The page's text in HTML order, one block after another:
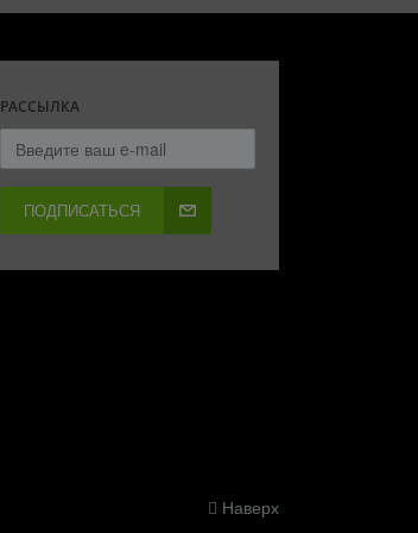
РАССЫЛКА
ПОДПИСАТЬСЯ
Наверх